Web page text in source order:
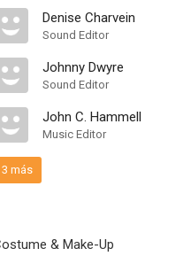
Denise Charvein
Sound Editor
Johnny Dwyre
Sound Editor
John C. Hammell
Music Editor
3 más
& Make-Up